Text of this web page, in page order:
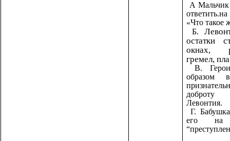
А
ответить.на
«Что такое
Б.
остатки
окнах,
гремел,
В.
образом
Левонтия.
Г.
его на